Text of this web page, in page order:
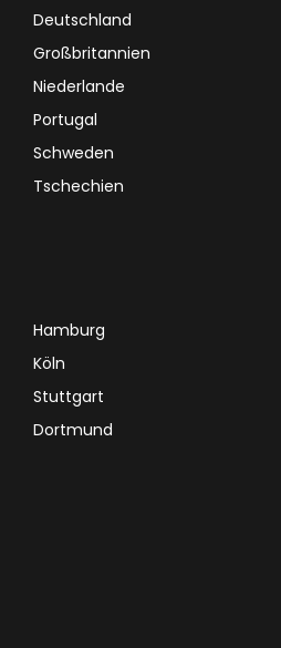
Deutschland
Großbritannien
Niederlande
Portugal
Schweden
Tschechien
Hamburg
Köln
Stuttgart
Dortmund